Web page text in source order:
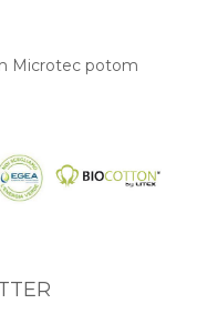
Microtec potom